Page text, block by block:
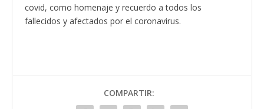
covid, como homenaje y recuerdo a todos los
fallecidos y afectados por el coronavirus.
COMPARTIR: